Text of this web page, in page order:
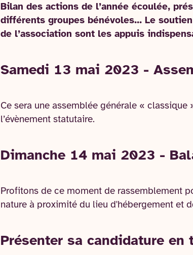
Bilan des actions de l’année écoulée,
différents groupes bénévoles… Le
de l’association sont les appuis
Samedi 13 mai 2023 -
Ce sera une assemblée générale «
l’évènement statutaire.
Dimanche 14 mai 2023 -
Profitons de ce moment de rassemblement
nature à proximité du lieu d'hébergement et
Présenter sa candidature